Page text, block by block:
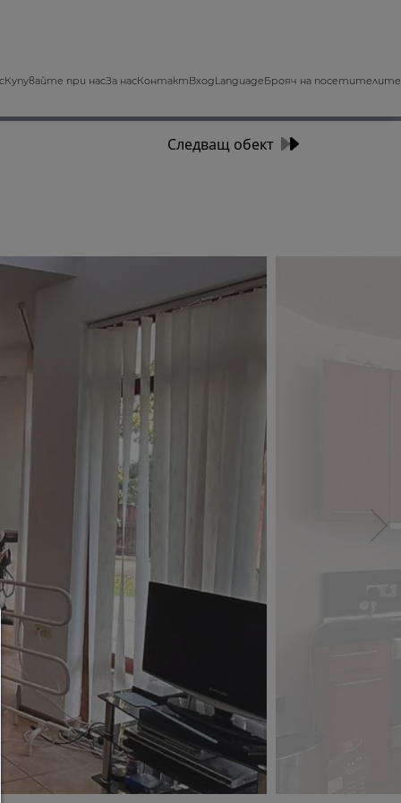
Купувайте при насЗа насКонтактВходLanguageБрояч на посетителите
Следващ обект
За да продължите,трябва да изберете
бисквитки. По-долу ще намерите обяснение
различните опции и тяхното значение.
Разреши всички: